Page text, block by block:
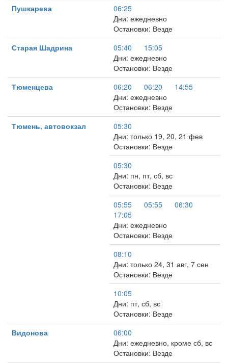
Пушкарева
06:25
Дни: ежедневно
Остановки: Везде
Старая Шадрина
05:40
15:05
Дни: ежедневно
Остановки: Везде
Тюменцева
06:20 06:20
14:55
Дни: ежедневно
Остановки: Везде
Тюмень, автовокзал
05:30
Дни: только 19, 20, 21 фев
Остановки: Везде
05:30
Дни: пн, пт, сб, вс
Остановки: Везде
05:55
05:55
06:30
17:05
Дни: ежедневно
Остановки: Везде
08:10
Дни: только 24, 31 авг, 7 сен
Остановки: Везде
10:05
Дни: пт, сб, вс
Остановки: Везде
Видонова
06:00
Дни: ежедневно, кроме сб, вс
Остановки: Везде